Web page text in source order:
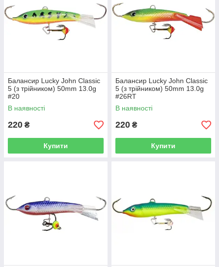
Балансир Lucky John Classic
5 (з трійником) 50mm 13.0g
#20
В наявності
220 ₴
Купити
Балансир Lucky John Classic
5 (з трійником) 50mm 13.0g
#26RT
В наявності
220 ₴
Купити